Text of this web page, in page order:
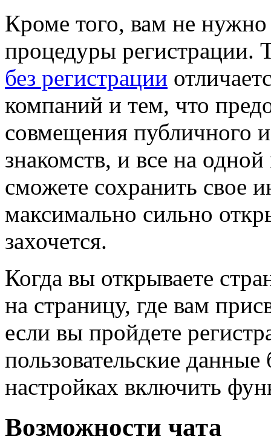
Кроме того, вам не
процедуры регистрации.
без регистрации
компаний и тем, что
совмещения публичного
знакомств, и все на
сможете сохранить свое
максимально сильно
захочется.
Когда вы открываете
на страницу, где вам
если вы пройдете
пользовательские
настройках включить
Возможности чата